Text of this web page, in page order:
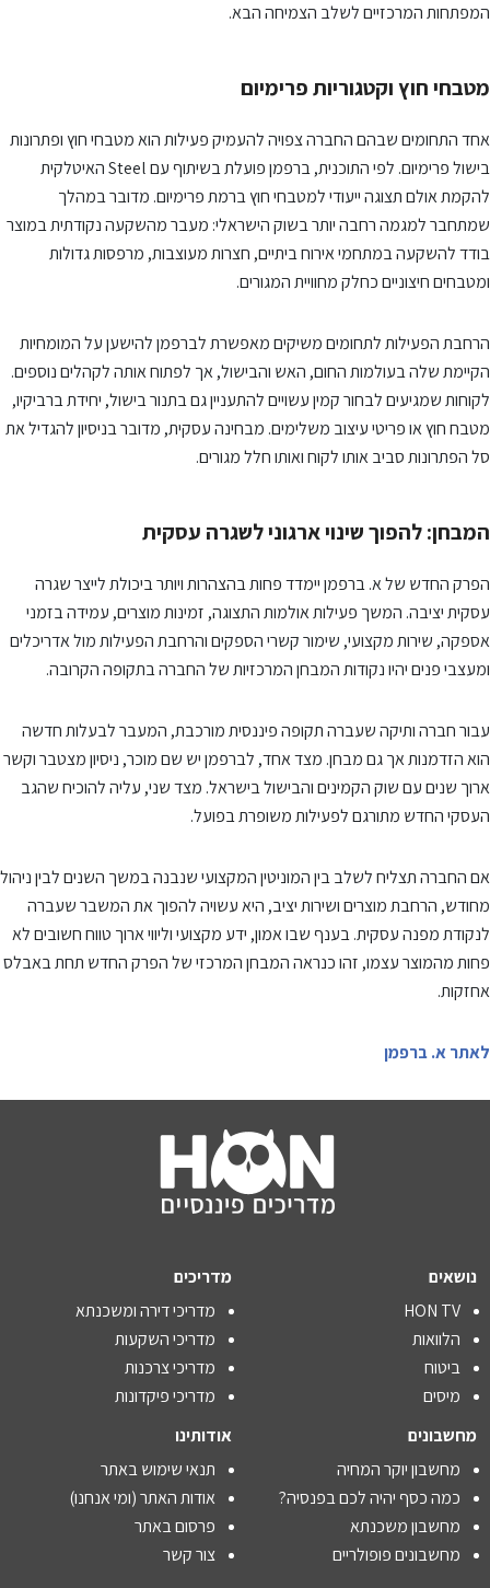
המפתחות המרכזיים לשלב הצמיחה הבא.
מטבחי חוץ וקטגוריות פרימיום
אחד התחומים שבהם החברה צפויה להעמיק פעילות הוא מטבחי חוץ ופתרונות
בישול פרימיום. לפי התוכנית, ברפמן פועלת בשיתוף עם Steel האיטלקית
להקמת אולם תצוגה ייעודי למטבחי חוץ ברמת פרימיום. מדובר במהלך
שמתחבר למגמה רחבה יותר בשוק הישראלי: מעבר מהשקעה נקודתית במוצר
בודד להשקעה במתחמי אירוח ביתיים, חצרות מעוצבות, מרפסות גדולות
ומטבחים חיצוניים כחלק מחוויית המגורים.
הרחבת הפעילות לתחומים משיקים מאפשרת לברפמן להישען על המומחיות
הקיימת שלה בעולמות החום, האש והבישול, אך לפתוח אותה לקהלים נוספים.
לקוחות שמגיעים לבחור קמין עשויים להתעניין גם בתנור בישול, יחידת ברביקיו,
מטבח חוץ או פריטי עיצוב משלימים. מבחינה עסקית, מדובר בניסיון להגדיל את
סל הפתרונות סביב אותו לקוח ואותו חלל מגורים.
המבחן: להפוך שינוי ארגוני לשגרה עסקית
הפרק החדש של א. ברפמן יימדד פחות בהצהרות ויותר ביכולת לייצר שגרה
עסקית יציבה. המשך פעילות אולמות התצוגה, זמינות מוצרים, עמידה בזמני
אספקה, שירות מקצועי, שימור קשרי הספקים והרחבת הפעילות מול אדריכלים
ומעצבי פנים יהיו נקודות המבחן המרכזיות של החברה בתקופה הקרובה.
עבור חברה ותיקה שעברה תקופה פיננסית מורכבת, המעבר לבעלות חדשה
הוא הזדמנות אך גם מבחן. מצד אחד, לברפמן יש שם מוכר, ניסיון מצטבר וקשר
ארוך שנים עם שוק הקמינים והבישול בישראל. מצד שני, עליה להוכיח שהגב
העסקי החדש מתורגם לפעילות משופרת בפועל.
אם החברה תצליח לשלב בין המוניטין המקצועי שנבנה במשך השנים לבין ניהול
מחודש, הרחבת מוצרים ושירות יציב, היא עשויה להפוך את המשבר שעברה
לנקודת מפנה עסקית. בענף שבו אמון, ידע מקצועי וליווי ארוך טווח חשובים לא
פחות מהמוצר עצמו, זהו כנראה המבחן המרכזי של הפרק החדש תחת באבלס
אחזקות.
לאתר א. ברפמן
נושאים
HON TV
הלוואות
ביטוח
מיסים
מדריכים
מדריכי דירה ומשכנתא
מדריכי השקעות
מדריכי צרכנות
מדריכי פיקדונות
מחשבונים
מחשבון יוקר המחיה
כמה כסף יהיה לכם בפנסיה?
מחשבון משכנתא
מחשבונים פופולריים
אודותינו
תנאי שימוש באתר
אודות האתר (ומי אנחנו)
פרסום באתר
צור קשר